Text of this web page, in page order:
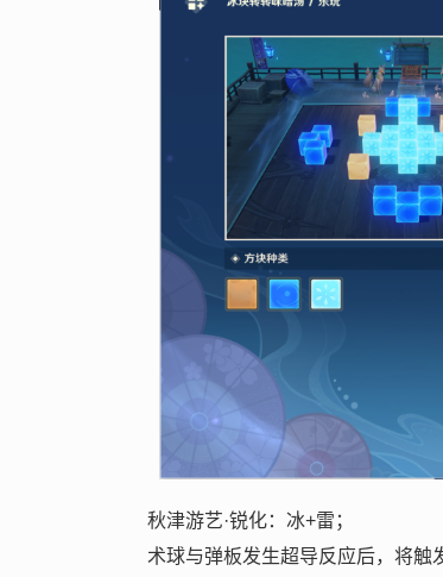
秋津游艺·锐化：冰+雷；
术球与弹板发生超导反应后，将触